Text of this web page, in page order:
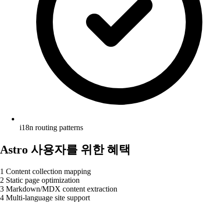
i18n routing patterns
Astro 사용자를 위한 혜택
1 Content collection mapping
2 Static page optimization
3 Markdown/MDX content extraction
4 Multi-language site support